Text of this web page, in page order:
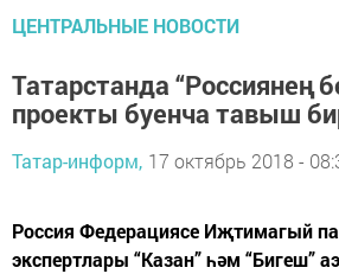
ЦЕНТРАЛЬНЫЕ НОВОСТИ
Татарстанда “Россиянең
проекты буенча тавыш
Татар-информ, 17 октябрь 2018 -
Россия Федерациясе Иҗтимагый
экспертлары “Казан” һәм “Бигеш”